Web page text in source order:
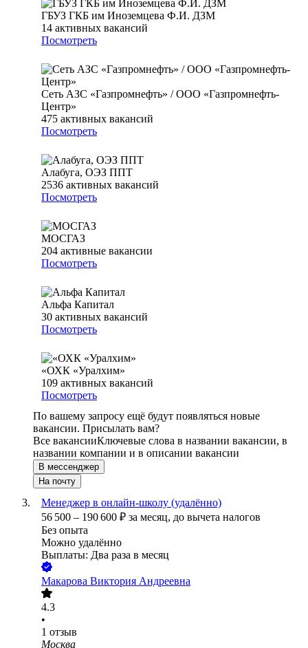
ГБУЗ ГКБ им Иноземцева Ф.И. ДЗМ
14 активных вакансий
Посмотреть
Сеть АЗС «Газпромнефть» / ООО «Газпромнефть-
Центр»
475 активных вакансий
Посмотреть
Алабуга, ОЭЗ ППТ
2536 активных вакансий
Посмотреть
МОСГАЗ
204 активные вакансии
Посмотреть
Альфа Капитал
30 активных вакансий
Посмотреть
«ОХК «Уралхим»
109 активных вакансий
Посмотреть
По вашему запросу ещё будут появляться новые
вакансии. Присылать вам?
Все вакансииКлючевые слова в названии вакансии, в
названии компании и в описании вакансии
В мессенджер
На почту
Менеджер в онлайн-школу (удалённо)
56 500 – 190 600 ₽ за месяц, до вычета налогов
Без опыта
Можно удалённо
Выплаты: Два раза в месяц
Макарова Виктория Андреевна
4.3
•
1 отзыв
Москва